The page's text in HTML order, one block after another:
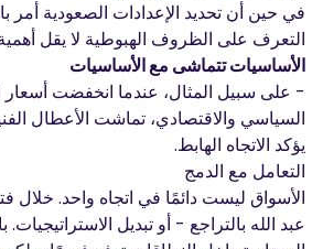
في حين أن تحديد الإعدادات الصعودية أمر
التعرف على الظروف الهبوطية لا يقل
الأساسيات تتماشى مع الأساسيات
- على سبيل المثال، عندما انخفضت
السياسي والاقتصادي، تماشت الأعطال
يؤكد الاتجاه الهابط.
التعامل مع الدمج
الأسواق ليست دائمًا في اتجاه واحد. خلال
عبد الله بالتراجع - أو تبديل الاستراتيجيات.